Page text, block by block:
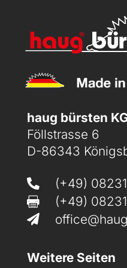
haug bürsten
Föllstrasse 6
D-86343
 (+49)
 (+49)

Weitere Seiten